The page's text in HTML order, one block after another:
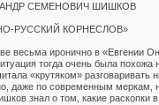
СЕМЕНОВИЧ ШИШКОВ
РУССКИЙ КОРНЕСЛОВ»
весьма иронично в «Евгении
тогда очень была
«крутяком»
даже по современным меркам,
знал о том, какие раскопки